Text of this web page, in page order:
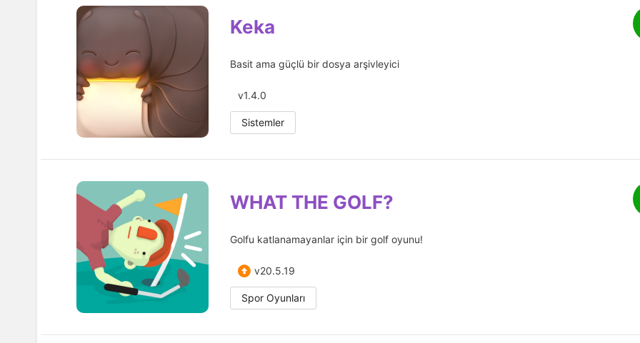
Keka
Basit ama güçlü bir dosya arşivleyici
v1.4.0
Sistemler
WHAT THE GOLF?
Golfu katlanamayanlar için bir golf oyunu!
v20.5.19
Spor Oyunları